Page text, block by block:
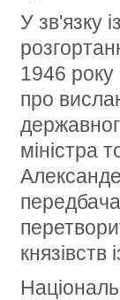
У зв'язку
1946 року
про
міністра